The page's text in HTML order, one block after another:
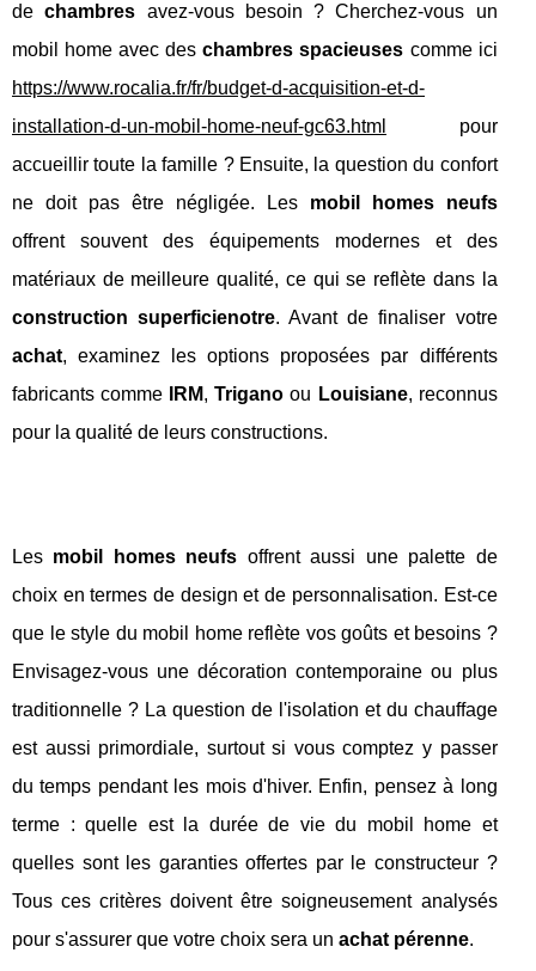
dechambres avez-vous besoin ? Cherchez-vous un
mobil home avec deschambres spacieuses comme ici
https://www.rocalia.fr/fr/budget-d-acquisition-et-d-
installation-d-un-mobil-home-neuf-gc63.html
pour
accueillir toute la famille ? Ensuite, la question du confort
ne doit pas être négligée. Les mobil homes neufs
offrent souvent des équipements modernes et des
matériaux de meilleure qualité, ce qui se reflète dans la
construction superficienotre. Avant de finaliser votre
achat, examinez les options proposées par différents
fabricants comme
IRM,Trigano ou Louisiane, reconnus
pour la qualité de leurs constructions.
Les mobil homes neufs offrent aussi une palette de
choix en termes de design et de personnalisation. Est-ce
que le style du mobil home reflète vos goûts et besoins ?
Envisagez-vous une décoration contemporaine ou plus
traditionnelle ? La question de l'isolation et du chauffage
est aussi primordiale, surtout si vous comptez y passer
du temps pendant les mois d'hiver. Enfin, pensez à long
terme : quelle est la durée de vie du mobil home et
quelles sont les garanties offertes par le constructeur ?
Tous ces critères doivent être soigneusement analysés
pour s'assurer que votre choix sera un achat pérenne.